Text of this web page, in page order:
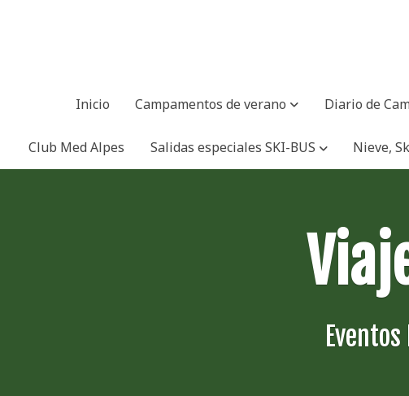
Inicio Campamentos de verano Diario de
Club Med Alpes Salidas especiales SKI-BUS Nieve,